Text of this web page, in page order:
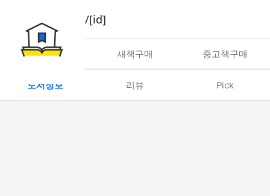
book/rent/[id]
대여 새책구매 중고책구매
도서정보 리뷰 Pick